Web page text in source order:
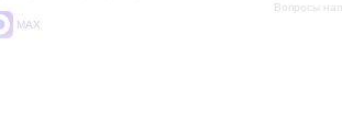
MAX
Вопросы